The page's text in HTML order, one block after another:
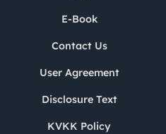
E-Book
Contact Us
User Agreement
Disclosure Text
KVKK Policy